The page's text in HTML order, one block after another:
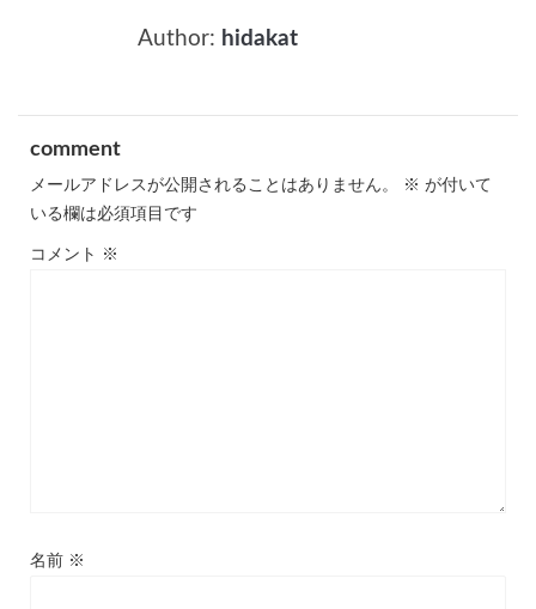
Author: hidakat
comment
メールアドレスが公開されることはありません。 ※ が付いて
いる欄は必須項目です
コメント ※
名前 ※